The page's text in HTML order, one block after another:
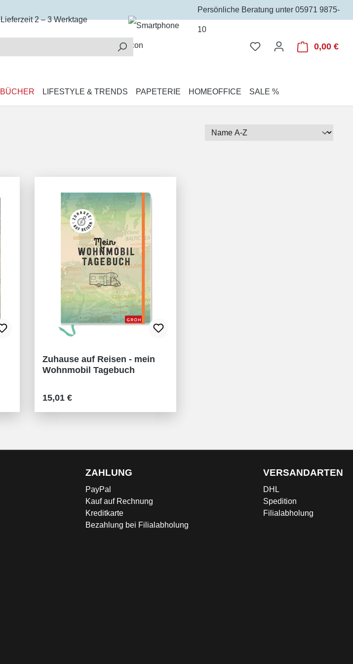
Lieferzeit 2 – 3 Werktage
Persönliche Beratung unter 05971 9875-
10
Du hast 0 Produkte auf
0,00 €
BÜCHER LIFESTYLE & TRENDS PAPETERIE HOMEOFFICE SALE %
Zuhause auf Reisen - mein
Wohnmobil Tagebuch
Regulärer Preis:
15,01 €
ZAHLUNG
PayPal
Kauf auf Rechnung
Kreditkarte
Bezahlung bei Filialabholung
VERSANDARTEN
DHL
Spedition
Filialabholung